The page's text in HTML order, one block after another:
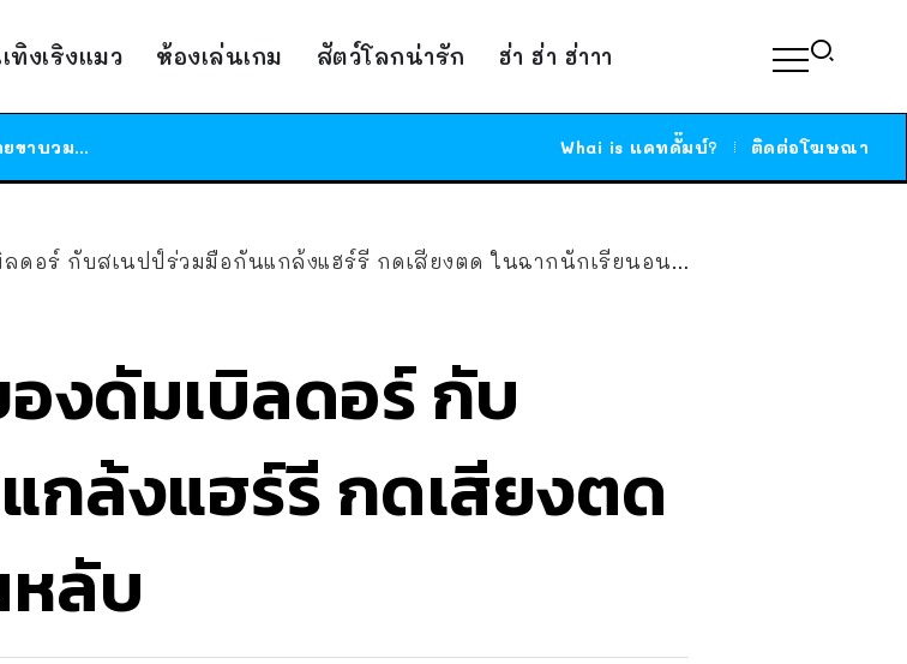
ทิงเริงแมว ห้องเล่นเกม สัตว์โลกน่ารัก ฮ่า ฮ่า ฮ่าาา
สาวญี่ปุ่นโดนแมวตัวเองกัด ไม่ได้ไปหาหมอตั้งแต่เนิ่นๆ สุดท้ายขาบวม กลายเป็นโรคเนื้อเน่า เตือนทาสแมวทั้งหลายให้ระวัง
ร้านอาหารในนิวยอร์กประกาศปิดตัวลง หลังอยู่มานานกว่า 45 ปี ติดป้ายขอบคุณลูกค้าทุกคน แถมสูตรทำไวท์ซอสให้แบบจัดเต็ม
Whai is แคทดั๊มบ์? ติดต่อโฆษณา
ดอร์ กับสเนปป์ร่วมมือกันแกล้งแฮร์รี กดเสียงตด ในฉากนักเรียนอนหลับ
งดัมเบิลดอร์ กับ
กล้งแฮร์รี กดเสียงตด
หลับ